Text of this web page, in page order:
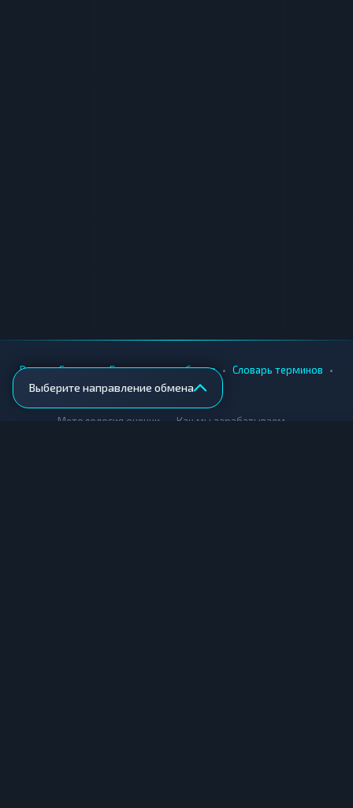
Выберите направление обмена
Вики • Города • Безопасность обмена • Словарь терминов •
AML-проверка
Методология оценки Как мы зарабатываем